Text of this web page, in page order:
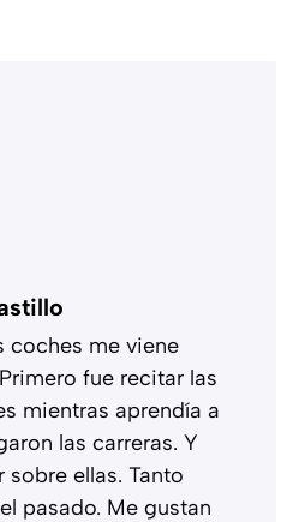
coches me viene
fue recitar las
mientras aprendía a
las carreras. Y
ellas. Tanto
pasado. Me gustan